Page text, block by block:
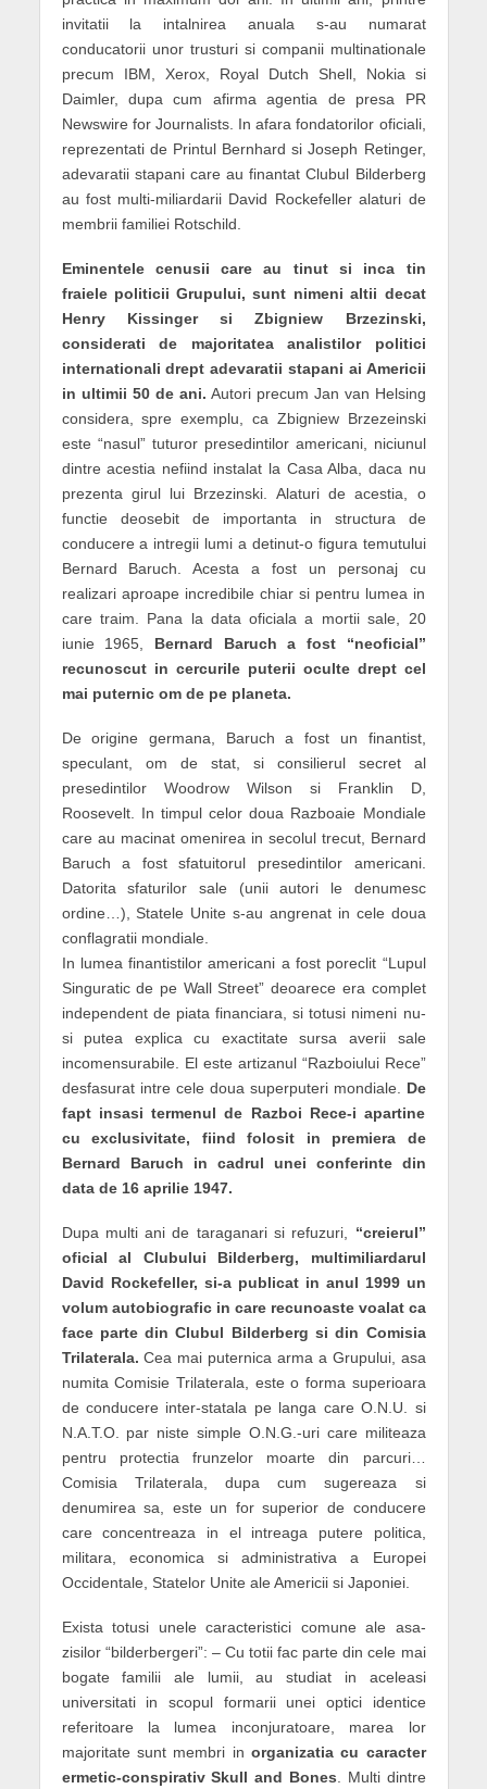
invitatii la intalnirea anuala s-au numarat
conducatorii unor trusturi si companii multinationale
precum IBM, Xerox, Royal Dutch Shell, Nokia si
Daimler, dupa cum afirma agentia de presa PR
Newswire for Journalists. In afara fondatorilor oficiali,
reprezentati de Printul Bernhard si Joseph Retinger,
adevaratii stapani care au finantat Clubul Bilderberg
au fost multi-miliardarii David Rockefeller alaturi de
membrii familiei Rotschild.
Eminentele cenusii care au tinut si inca tin
fraiele politicii Grupului, sunt nimeni altii decat
Henry Kissinger si Zbigniew Brzezinski,
considerati de majoritatea analistilor politici
internationali drept adevaratii stapani ai Americii
in ultimii 50 de ani. Autori precum Jan van Helsing
considera, spre exemplu, ca Zbigniew Brzezeinski
este “nasul” tuturor presedintilor americani, niciunul
dintre acestia nefiind instalat la Casa Alba, daca nu
prezenta girul lui Brzezinski. Alaturi de acestia, o
functie deosebit de importanta in structura de
conducere a intregii lumi a detinut-o figura temutului
Bernard Baruch. Acesta a fost un personaj cu
realizari aproape incredibile chiar si pentru lumea in
care traim. Pana la data oficiala a mortii sale, 20
iunie 1965, Bernard Baruch a fost “neoficial”
recunoscut in cercurile puterii oculte drept cel
mai puternic om de pe planeta.
De origine germana, Baruch a fost un finantist,
speculant, om de stat, si consilierul secret al
presedintilor Woodrow Wilson si Franklin D,
Roosevelt. In timpul celor doua Razboaie Mondiale
care au macinat omenirea in secolul trecut, Bernard
Baruch a fost sfatuitorul presedintilor americani.
Datorita sfaturilor sale (unii autori le denumesc
ordine…), Statele Unite s-au angrenat in cele doua
conflagratii mondiale.
In lumea finantistilor americani a fost poreclit “Lupul
Singuratic de pe Wall Street” deoarece era complet
independent de piata financiara, si totusi nimeni nu-
si putea explica cu exactitate sursa averii sale
incomensurabile. El este artizanul “Razboiului Rece”
desfasurat intre cele doua superputeri mondiale. De
fapt insasi termenul de Razboi Rece-i apartine
cu exclusivitate, fiind folosit in premiera de
Bernard Baruch in cadrul unei conferinte din
data de 16 aprilie 1947.
Dupa multi ani de taraganari si refuzuri, “creierul”
oficial al Clubului Bilderberg, multimiliardarul
David Rockefeller, si-a publicat in anul 1999 un
volum autobiografic in care recunoaste voalat ca
face parte din Clubul Bilderberg si din Comisia
Trilaterala.Cea mai puternica arma a Grupului, asa
numita Comisie Trilaterala, este o forma superioara
de conducere inter-statala pe langa care O.N.U. si
N.A.T.O. par niste simple O.N.G.-uri care militeaza
pentru protectia frunzelor moarte din parcuri…
Comisia Trilaterala, dupa cum sugereaza si
denumirea sa, este un for superior de conducere
care concentreaza in el intreaga putere politica,
militara, economica si administrativa a Europei
Occidentale, Statelor Unite ale Americii si Japoniei.
Exista totusi unele caracteristici comune ale asa-
zisilor “bilderbergeri”: – Cu totii fac parte din cele mai
bogate familii ale lumii, au studiat in aceleasi
universitati in scopul formarii unei optici identice
referitoare la lumea inconjuratoare, marea lor
majoritate sunt membri in organizatia cu caracter
ermetic-conspirativ Skull and Bones . Multi dintre